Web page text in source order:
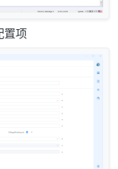
置项